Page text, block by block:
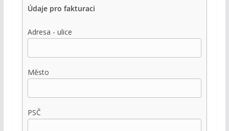
Údaje pro fakturaci
Adresa - ulice
Město
PSČ